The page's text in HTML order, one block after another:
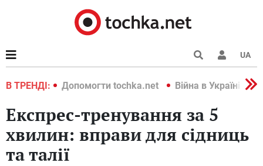
UA
В ТРЕНДІ:
2022 Допомогти tochka.net Війна в Україні 2022
Експрес-тренування за 5
хвилин: вправи для сідниць
та талії